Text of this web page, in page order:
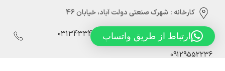
کارخانه : شهرک صنعتی دولت آباد، خیابان 46
03134334298
03134334886
03134334880
09129552236
ارتباط از طریق واتساپ